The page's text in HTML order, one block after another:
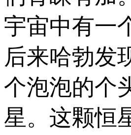
宇宙中有一
后来哈勃发
个泡泡的个
星。这颗恒